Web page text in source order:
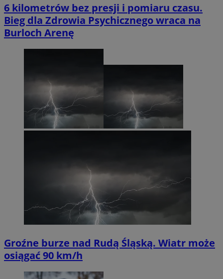
6 kilometrów bez presji i pomiaru czasu.
Bieg dla Zdrowia Psychicznego wraca na
Burloch Arenę
Groźne burze nad Rudą Śląską. Wiatr może
osiągać 90 km/h